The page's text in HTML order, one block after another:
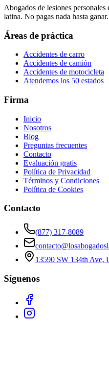
Abogados de lesiones
latina. No pagas nada hasta ganar.
Áreas de práctica
Accidentes de carro
Accidentes de camión
Accidentes de motocicleta
Atendemos los 50 estados
Firma
Inicio
Nosotros
Blog
Preguntas frecuentes
Contacto
Evaluación gratis
Política de Privacidad
Términos y Condiciones
Política de Cookies
Contacto
(877) 317-8089
13590 SW 134th Ave,
Síguenos